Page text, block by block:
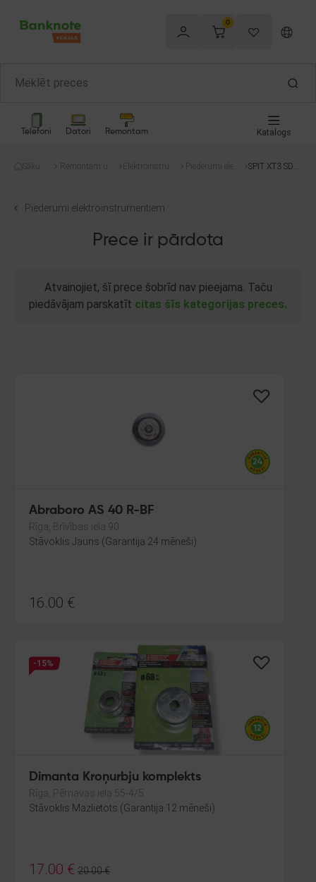
0
Telefoni Datori Remontam Katalogs
Sākum
Remontam un
Elektroinstrum
Piederumi elektr
SPIT XT3 SDS
Piederumi elektroinstrumentiem
Prece ir pārdota
Atvainojiet, šī prece šobrīd nav pieejama. Taču
piedāvājam parskatīt citas šīs kategorijas preces.
Abraboro AS 40 R-BF
Rīga, Brīvības iela 90
Stāvoklis Jauns (Garantija 24 mēneši)
16.00 €
-15%
Dimanta Kroņurbju komplekts
Rīga, Pērnavas iela 55-4/5
Stāvoklis Mazlietots (Garantija 12 mēneši)
17.00 € 20.00€